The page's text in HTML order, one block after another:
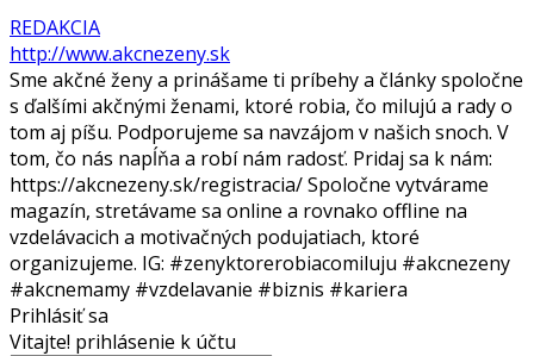
REDAKCIA
http://www.akcnezeny.sk
Sme akčné ženy a prinášame ti príbehy a články spoločne
s ďalšími akčnými ženami, ktoré robia, čo milujú a rady o
tom aj píšu. Podporujeme sa navzájom v našich snoch. V
tom, čo nás napĺňa a robí nám radosť. Pridaj sa k nám:
https://akcnezeny.sk/registracia/ Spoločne vytvárame
magazín, stretávame sa online a rovnako offline na
vzdelávacich a motivačných podujatiach, ktoré
organizujeme. IG: #zenyktorerobiacomiluju #akcnezeny
#akcnemamy #vzdelavanie #biznis #kariera
Prihlásiť sa
Vitajte! prihlásenie k účtu